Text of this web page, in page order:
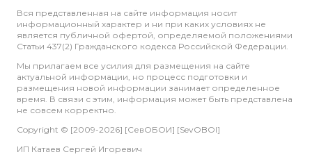
Вся представленная на сайте информация носит
информационный характер и ни при каких условиях не
является публичной офертой, определяемой положениями
Статьи 437(2) Гражданского кодекса Российской Федерации.
Мы прилагаем все усилия для размещения на сайте
актуальной информации, но процесс подготовки и
размещения новой информации занимает определенное
время. В связи с этим, информация может быть представлена
не совсем корректно.
Copyright © [2009-2026] [СевОБОИ] [SevOBOI]
ИП Катаев Сергей Игоревич